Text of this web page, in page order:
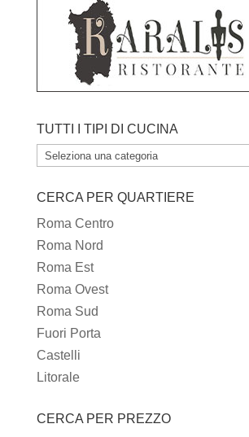
TUTTI I TIPI DI CUCINA
TUTTI
TIPI
DI
CUCINA
CERCA PER QUARTIERE
Roma Centro
Roma Nord
Roma Est
Roma Ovest
Roma Sud
Fuori Porta
Castelli
Litorale
CERCA PER PREZZO